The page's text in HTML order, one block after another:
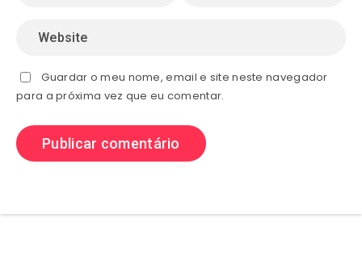
Guardar o meu nome, email e site neste navegador
para a próxima vez que eu comentar.